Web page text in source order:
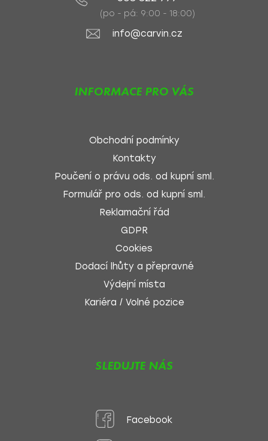
(po - pá: 9:00 - 18:00)
info@carvin.cz
INFORMACE PRO VÁS
Obchodní podmínky
Kontakty
Poučení o právu ods. od kupní sml.
Formulář pro ods. od kupní sml.
Reklamační řád
GDPR
Cookies
Dodací lhůty a přepravné
Výdejní místa
Kariéra / Volné pozice
SLEDUJTE NÁS
Facebook